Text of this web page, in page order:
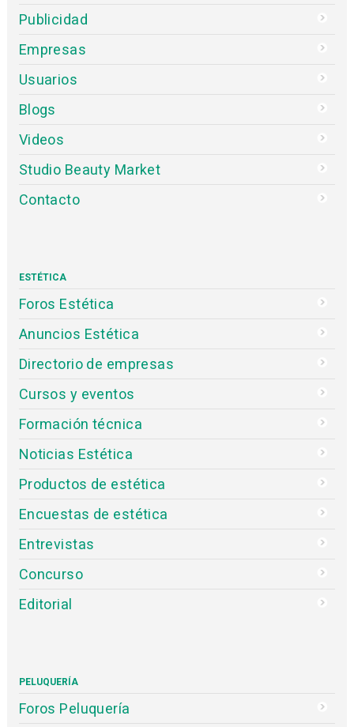
Publicidad
Empresas
Usuarios
Blogs
Videos
Studio Beauty Market
Contacto
ESTÉTICA
Foros Estética
Anuncios Estética
Directorio de empresas
Cursos y eventos
Formación técnica
Noticias Estética
Productos de estética
Encuestas de estética
Entrevistas
Concurso
Editorial
PELUQUERÍA
Foros Peluquería